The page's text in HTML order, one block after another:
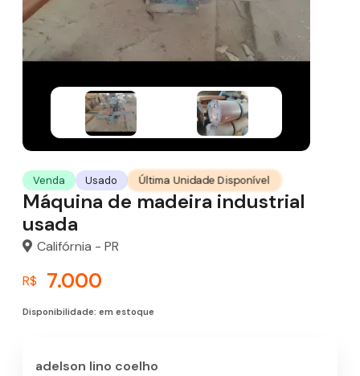
Venda Usado Última Unidade Disponível
Máquina de madeira industrial
usada
Califórnia - PR
R$ 7.000
Disponibilidade: em estoque
adelson lino coelho